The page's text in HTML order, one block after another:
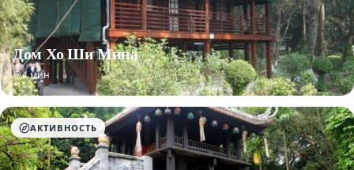
Дом Хо Ши Мина
4 мин
АКТИВНОСТЬ